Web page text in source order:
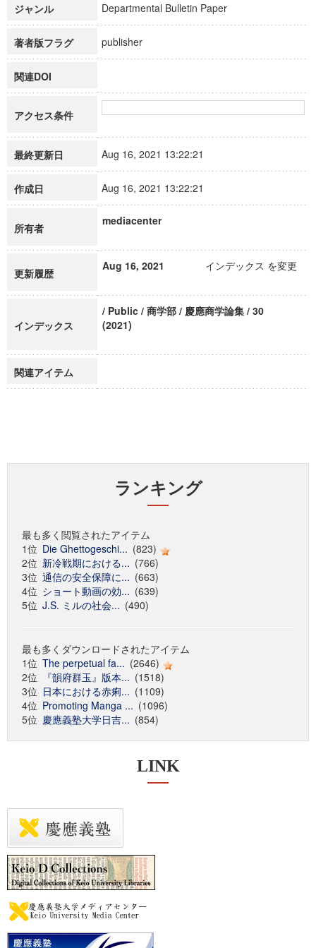
ジャンル Departmental Bulletin Paper
著者版フラグ publisher
関連DOI
アクセス条件
最終更新日 Aug 16, 2021 13:22:21
作成日 Aug 16, 2021 13:22:21
所有者
mediacenter
更新履歴
Aug 16, 2021 インデックス を変更
インデックス
/ Public / 商学部 / 慶應商学論集 / 30
(2021)
関連アイテム
ランキング
最も多く閲覧されたアイテム
1位 Die Ghettogeschi... (823)
2位 新冷戦期における... (766)
3位 通信の安全保障に... (663)
4位 ショート動画の効... (639)
5位 J.S. ミルの社会... (490)
最も多くダウンロードされたアイテム
1位 The perpetual fa... (2646)
2位
『韻府群玉』版本... (1518)
3位 日本における赤痢... (1109)
4位 Promoting Manga ... (1096)
5位 慶應義塾大学日吉... (854)
LINK